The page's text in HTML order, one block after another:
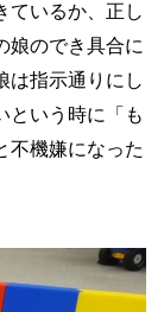
ているか、正し
娘のでき具合に
は指示通りにし
という時に「も
不機嫌になった